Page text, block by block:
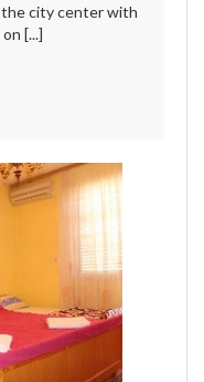
city center with
[...]